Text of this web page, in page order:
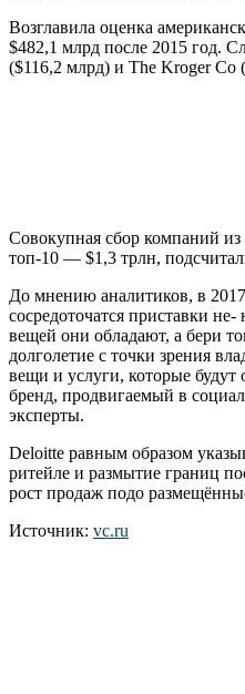
Возглавила оценка
$482,1 млрд после 2015 год.
($116,2 млрд) и The Kroger Co
Совокупная сбор компаний из
топ-10 — $1,3 трлн,
До мнению аналитиков, в
сосредоточатся приставки
вещей они обладают, а бери
долголетие с точки зрения
вещи и услуги, которые будут
бренд, продвигаемый в
эксперты.
Deloitte равным образом
ритейле и размытие границ
рост продаж подо
Источник: vc.ru